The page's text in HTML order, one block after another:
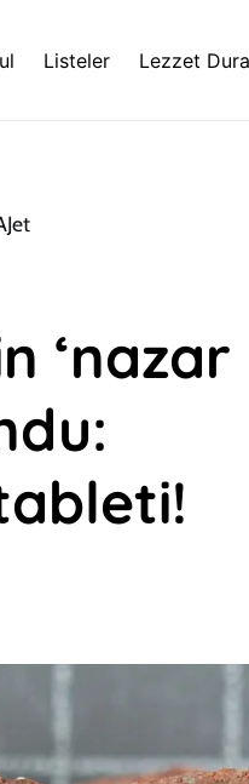
Listeler Lezzet
‘nazar